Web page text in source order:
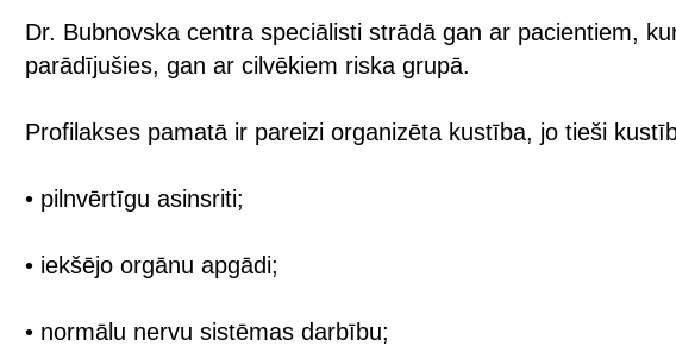
Dr. Bubnovska centra speciālisti strādā gan ar pacientiem,
parādījušies, gan ar cilvēkiem riska grupā.
Profilakses pamatā ir pareizi organizēta kustība, jo tieši
• pilnvērtīgu asinsriti;
• iekšējo orgānu apgādi;
• normālu nervu sistēmas darbību;